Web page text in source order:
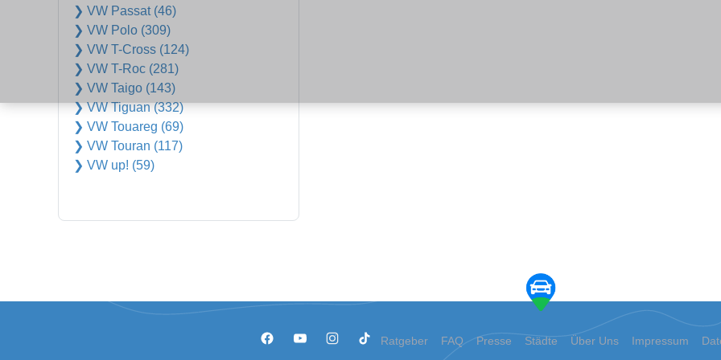
❯ VW Passat (46)
❯ VW Polo (309)
❯ VW T-Cross (124)
❯ VW T-Roc (281)
❯ VW Taigo (143)
❯ VW Tiguan (332)
❯ VW Touareg (69)
❯ VW Touran (117)
❯ VW up! (59)
Ratgeber FAQ Presse Städte Über Uns Impressum